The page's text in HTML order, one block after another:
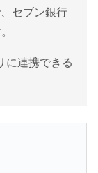
セブン銀行
に連携できる